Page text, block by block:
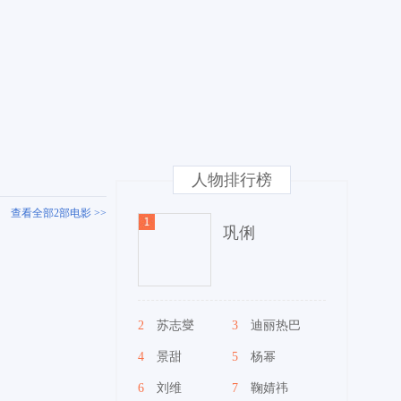
查看全部2部电影 >>
人物排行榜
巩俐
2 苏志燮 3 迪丽热巴
4 景甜 5 杨幂
6 刘维 7 鞠婧祎